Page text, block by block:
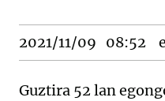
2021/11/09 08:52
Guztira 52 lan